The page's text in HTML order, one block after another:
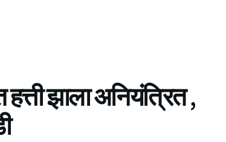
झाला अनियंत्रित ,